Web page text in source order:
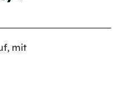
mit